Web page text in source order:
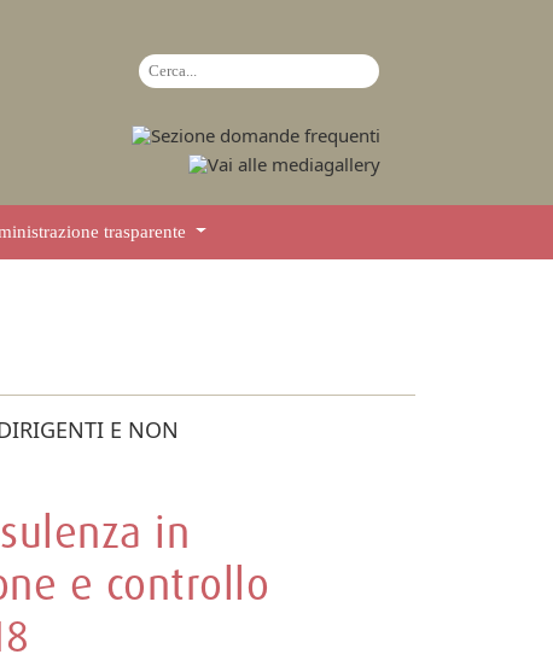
trasparente
E NON
in
e controllo